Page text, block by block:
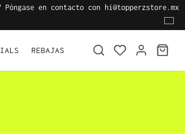
Póngase en contacto con hi@topperzstore.mx
REBAJAS